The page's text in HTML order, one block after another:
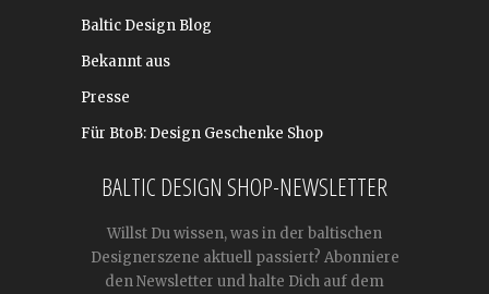
Baltic Design Blog
Bekannt aus
Presse
Für BtoB: Design Geschenke Shop
BALTIC DESIGN SHOP-NEWSLETTER
Willst Du wissen, was in der baltischen
Designerszene aktuell passiert? Abonniere
den Newsletter und halte Dich auf dem